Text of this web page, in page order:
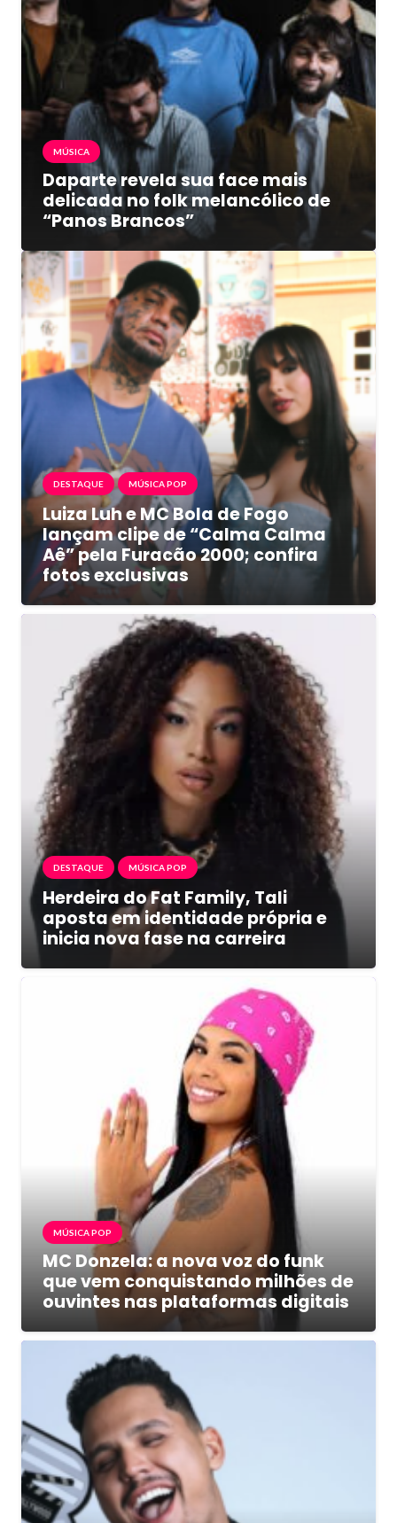
MÚSICA
Daparte revela sua face mais
delicada no folk melancólico de
“Panos Brancos”
DESTAQUE MÚSICA POP
Luiza Luh e MC Bola de Fogo
lançam clipe de “Calma Calma
Aê” pela Furacão 2000; confira
fotos exclusivas
DESTAQUE MÚSICA POP
Herdeira do Fat Family, Tali
aposta em identidade própria e
inicia nova fase na carreira
MÚSICA POP
MC Donzela: a nova voz do funk
que vem conquistando milhões de
ouvintes nas plataformas digitais